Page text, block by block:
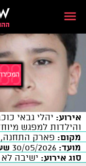
אירוע: יהלי גבאי
והילדות למפגש
מקום: פארק התחנה,
מועד:
סוג אירוע: ישיבה